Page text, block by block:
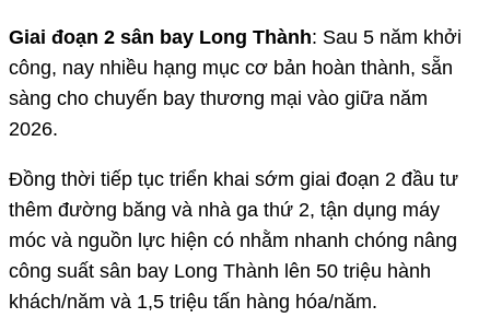
Giai đoạn 2 sân bay Long Thành: Sau 5 năm khởi
công, nay nhiều hạng mục cơ bản hoàn thành, sẵn
sàng cho chuyến bay thương mại vào giữa năm
2026.
Đồng thời tiếp tục triển khai sớm giai đoạn 2 đầu tư
thêm đường băng và nhà ga thứ 2, tận dụng máy
móc và nguồn lực hiện có nhằm nhanh chóng nâng
công suất sân bay Long Thành lên 50 triệu hành
khách/năm và 1,5 triệu tấn hàng hóa/năm.